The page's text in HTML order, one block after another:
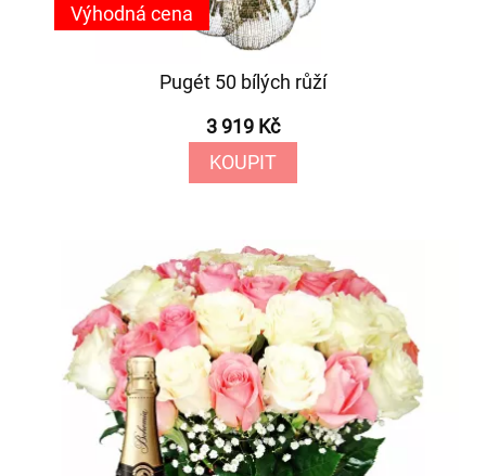
Pugét 50 bílých růží
3 919 Kč
KOUPIT
Výhodná cena